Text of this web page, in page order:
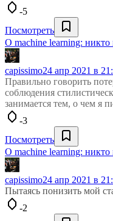
-5
Посмотреть
О machine learning:
capissimo24 апр 2021 в
Правильно говорить
соблюдения
занимается тем, о чем я
-3
Посмотреть
О machine learning:
capissimo24 апр 2021 в
Пытаясь понизить мой
-2